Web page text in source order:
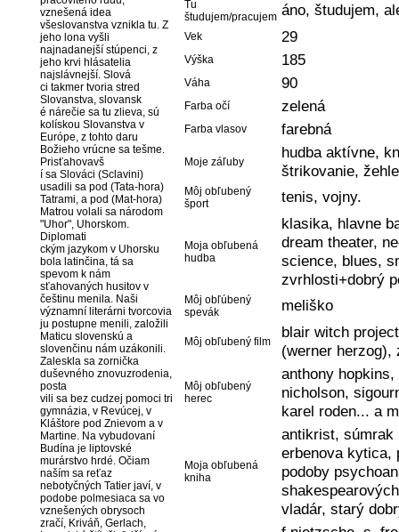
vznešená idea
všeslovanstva vznikla tu. Z
jeho lona vyšli
najnadanejší stúpenci, z
jeho krvi hlásatelia
najslávnejší. Slová
ci takmer tvoria stred
Slovanstva, slovansk
é nárečie sa tu zlieva, sú
kolískou Slovanstva v
Európe, z tohto daru
Božieho vrúcne sa tešme.
Prisťahovavš
í sa Slováci (Sclavini)
usadili sa pod (Tata-hora)
Tatrami, a pod (Mat-hora)
Matrou volali sa národom
"Uhor", Uhorskom.
Diplomati
ckým jazykom v Uhorsku
bola latinčina, tá sa
spevom k nám
sťahovaných husitov v
češtinu menila. Naši
významní literárni tvorcovia
ju postupne menili, založili
Maticu slovenskú a
slovenčinu nám uzákonili.
Zaleskla sa zornička
duševného znovuzrodenia,
posta
vili sa bez cudzej pomoci tri
gymnázia, v Revúcej, v
Kláštore pod Znievom a v
Martine. Na vybudovaní
Budína je liptovské
murárstvo hrdé. Očiam
naším sa reťaz
nebotyčných Tatier javí, v
podobe polmesiaca sa vo
vznešených obrysoch
zračí, Kriváň, Gerlach,
Tu
študujem/pracujem áno, študujem,
Vek 29
Výška 185
Váha 90
Farba očí zelená
Farba vlasov farebná
Moje záľuby
hudba aktívne,
štrikovanie,
Môj obľubený
šport
tenis, vojny.
Moja obľubená
hudba
klasika, hlavne
dream theater,
science, blues,
zvrhlosti+dobrý
Môj obľúbený
spevák
meliško
Môj obľubený film
blair witch
(werner herzog),
Môj obľubený
herec
anthony
nicholson,
karel roden... a
Moja obľubená
kniha
antikrist, súmrak
erbenova kytica,
podoby
vladár, starý